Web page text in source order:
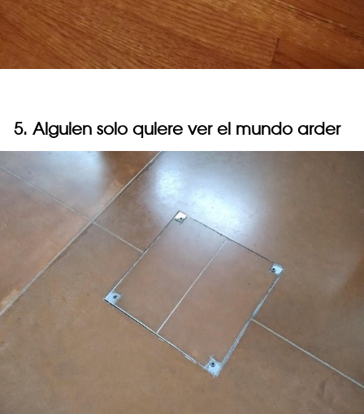
5. Alguien solo quiere ver el mundo arder